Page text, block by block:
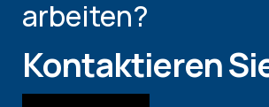
arbeiten?
Kontaktieren